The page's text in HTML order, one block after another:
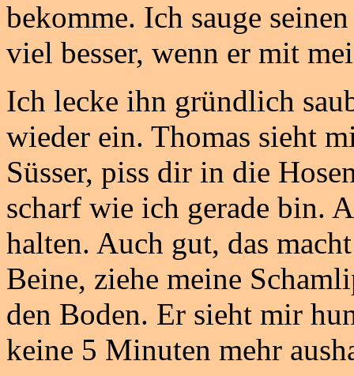
bekomme. Ich sauge
viel besser, wenn er mit
Ich lecke ihn gründlich
wieder ein. Thomas sieht
Süsser, piss dir in die
scharf wie ich gerade bin.
halten. Auch gut, das
Beine, ziehe meine
den Boden. Er sieht mir
keine 5 Minuten mehr